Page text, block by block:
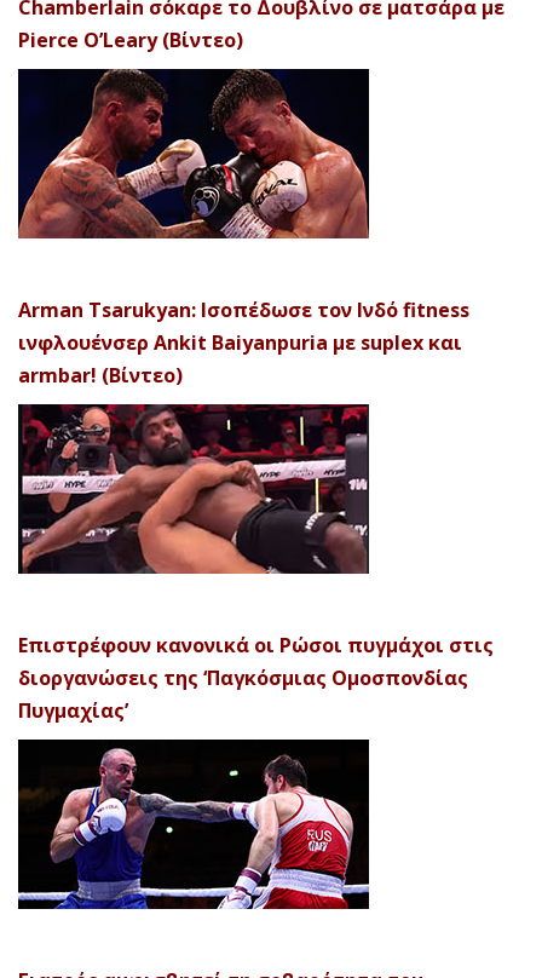
Chamberlain σόκαρε το Δουβλίνο σε ματσάρα με
Pierce O’Leary (Βίντεο)
Arman Tsarukyan: Ισοπέδωσε τον Ινδό fitness
ινφλουένσερ Ankit Baiyanpuria με suplex και
armbar! (Βίντεο)
Επιστρέφουν κανονικά οι Ρώσοι πυγμάχοι στις
διοργανώσεις της ‘Παγκόσμιας Ομοσπονδίας
Πυγμαχίας’